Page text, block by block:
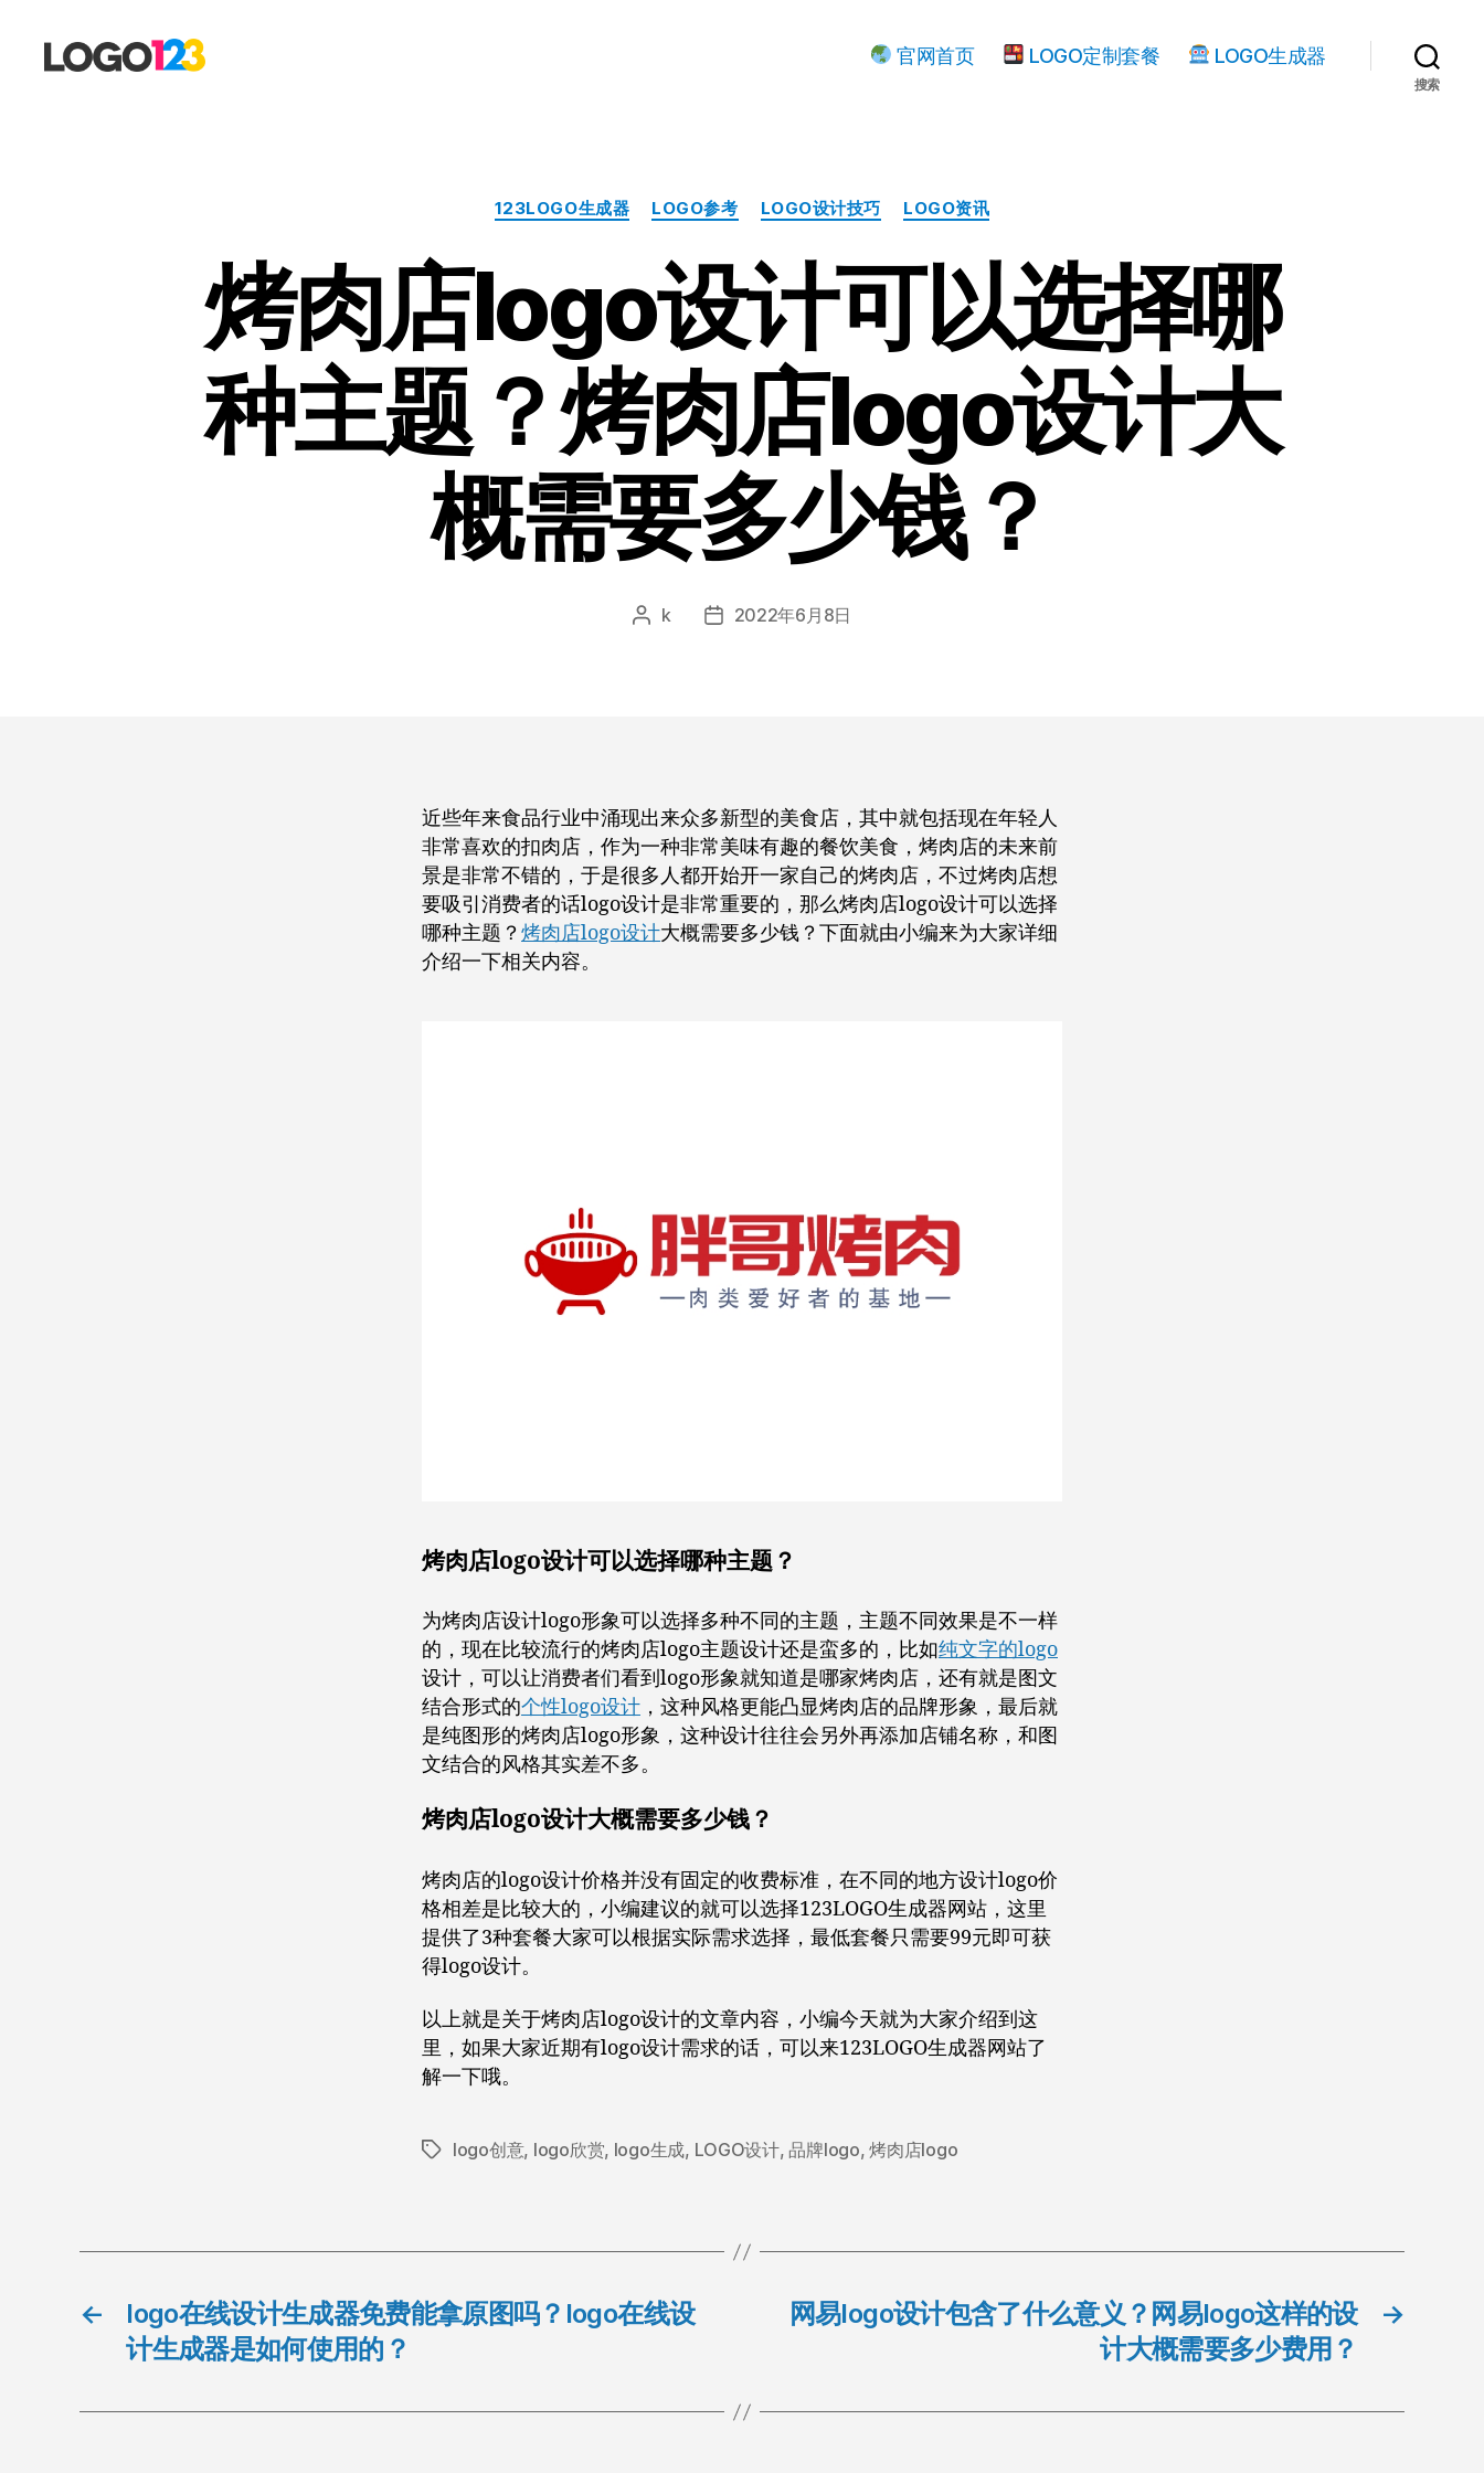
官网首页 LOGO定制套餐 LOGO生成器
搜索
123LOGO生成器 LOGO参考 LOGO设计技巧 LOGO资讯
烤肉店logo设计可以选择哪
种主题？烤肉店logo设计大
概需要多少钱？
文 k
发 2022年6月8日
近些年来食品行业中涌现出来众多新型的美食店，其中就包括现在年轻人
非常喜欢的扣肉店，作为一种非常美味有趣的餐饮美食，烤肉店的未来前
景是非常不错的，于是很多人都开始开一家自己的烤肉店，不过烤肉店想
要吸引消费者的话logo设计是非常重要的，那么烤肉店logo设计可以选择
哪种主题？ 烤肉店logo设计大概需要多少钱？下面就由小编来为大家详细
介绍一下相关内容。
烤肉店logo设计可以选择哪种主题？
为烤肉店设计logo形象可以选择多种不同的主题，主题不同效果是不一样
的，现在比较流行的烤肉店logo主题设计还是蛮多的，比如纯文字的logo
设计，可以让消费者们看到logo形象就知道是哪家烤肉店，还有就是图文
结合形式的个性logo设计 ，这种风格更能凸显烤肉店的品牌形象，最后就
是纯图形的烤肉店logo形象，这种设计往往会另外再添加店铺名称，和图
文结合的风格其实差不多。
烤肉店logo设计大概需要多少钱？
烤肉店的logo设计价格并没有固定的收费标准，在不同的地方设计logo价
格相差是比较大的，小编建议的就可以选择123LOGO生成器网站，这里
提供了3种套餐大家可以根据实际需求选择，最低套餐只需要99元即可获
得logo设计。
以上就是关于烤肉店logo设计的文章内容，小编今天就为大家介绍到这
里，如果大家近期有logo设计需求的话，可以来123LOGO生成器网站了
解一下哦。
标
logo创意, logo欣赏, logo生成, LOGO设计,品牌logo,烤肉店logo
←
logo在线设计生成器免费能拿原图吗？logo在线设
计生成器是如何使用的？
→
网易logo设计包含了什么意义？网易logo这样的设
计大概需要多少费用？